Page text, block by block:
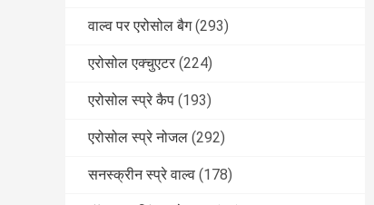
वाल्व पर एरोसोल बैग (293)
एरोसोल एक्चुएटर (224)
एरोसोल स्प्रे कैप (193)
एरोसोल स्प्रे नोजल (292)
सनस्क्रीन स्प्रे वाल्व (178)